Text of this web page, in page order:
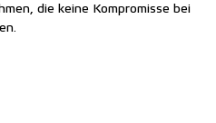
die keine Kompromisse bei